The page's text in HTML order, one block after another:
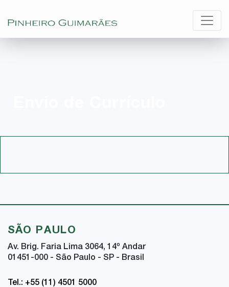
SÃO PAULO
Av. Brig. Faria Lima 3064, 14º Andar
01451-000 - São Paulo - SP - Brasil
Tel.: +55 (11) 4501 5000